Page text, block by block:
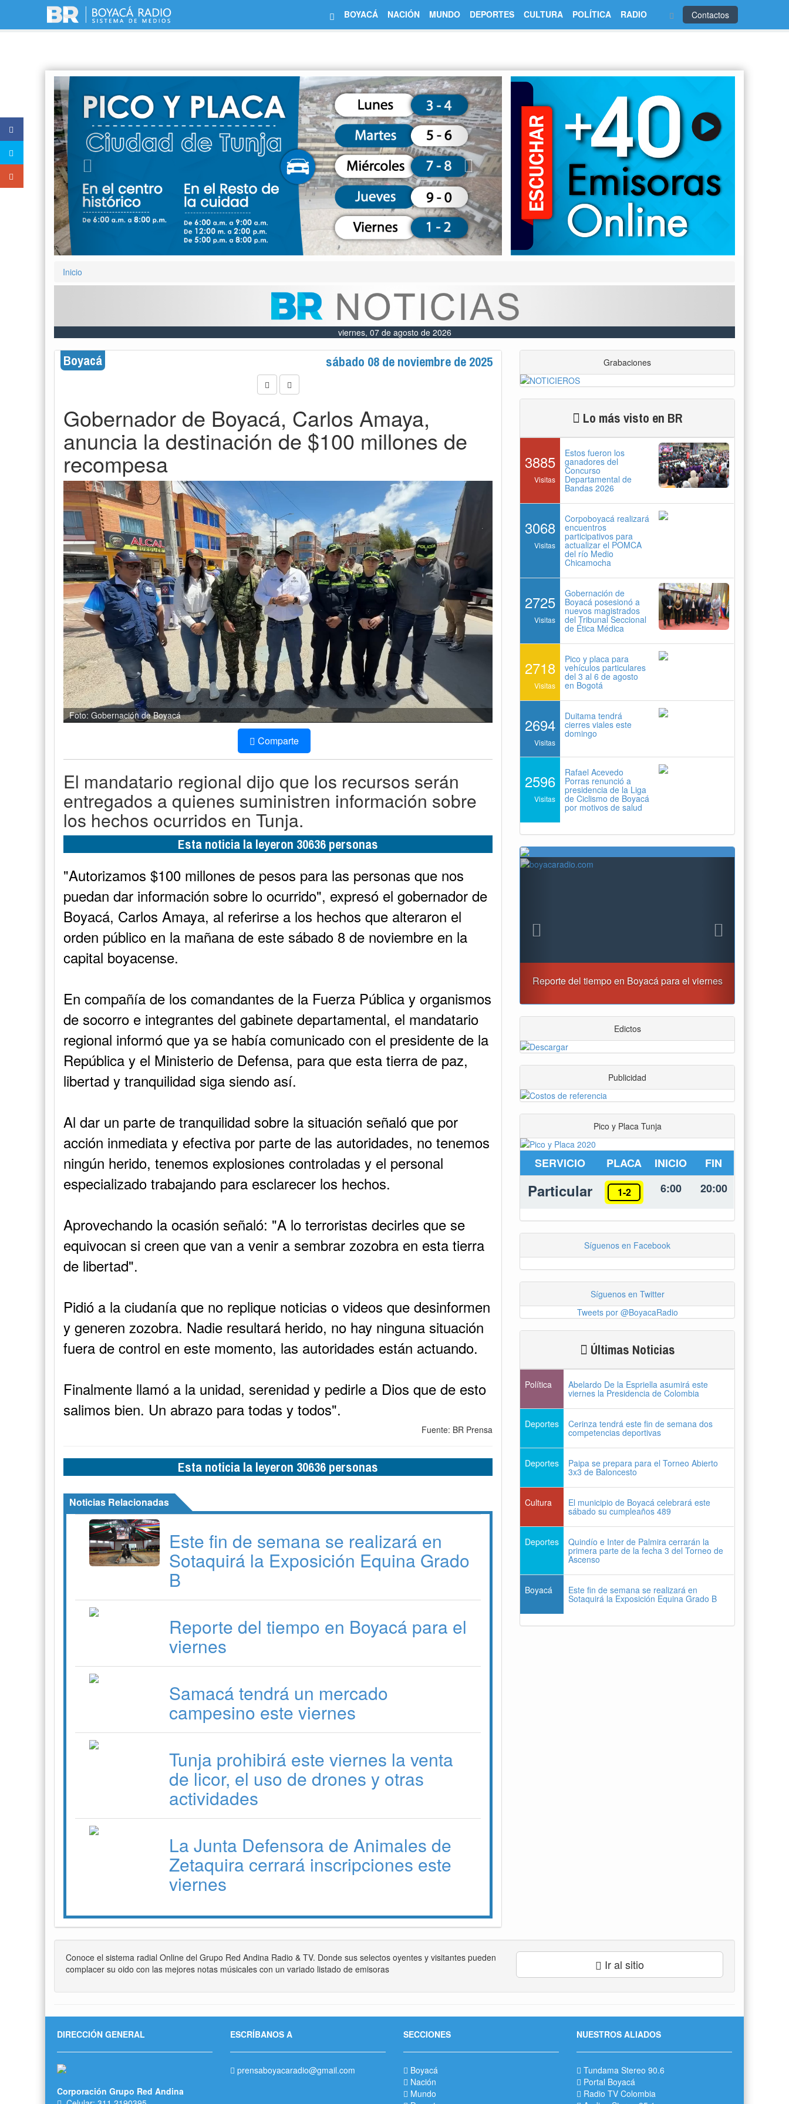
Contactos
BOYACÁ NACIÓN MUNDO DEPORTES CULTURA POLÍTICA RADIO
Next
Inicio
viernes, 07 de agosto de 2026
Boyacá sábado 08 de noviembre de 2025
Gobernador de Boyacá, Carlos Amaya,
anuncia la destinación de $100 millones de
recompesa
Foto: Gobernación de Boyacá
Comparte
El mandatario regional dijo que los recursos serán
entregados a quienes suministren información sobre
los hechos ocurridos en Tunja.
Esta noticia la leyeron 30636 personas
"Autorizamos $100 millones de pesos para las personas que nos
puedan dar información sobre lo ocurrido", expresó el gobernador de
Boyacá, Carlos Amaya, al referirse a los hechos que alteraron el
orden público en la mañana de este sábado 8 de noviembre en la
capital boyacense.
En compañía de los comandantes de la Fuerza Pública y organismos
de socorro e integrantes del gabinete departamental, el mandatario
regional informó que ya se había comunicado con el presidente de la
República y el Ministerio de Defensa, para que esta tierra de paz,
libertad y tranquilidad siga siendo así.
Al dar un parte de tranquilidad sobre la situación señaló que por
acción inmediata y efectiva por parte de las autoridades, no tenemos
ningún herido, tenemos explosiones controladas y el personal
especializado trabajando para esclarecer los hechos.
Aprovechando la ocasión señaló: "A lo terroristas decirles que se
equivocan si creen que van a venir a sembrar zozobra en esta tierra
de libertad".
Pidió a la ciudanía que no replique noticias o videos que desinformen
y generen zozobra. Nadie resultará herido, no hay ninguna situación
fuera de control en este momento, las autoridades están actuando.
Finalmente llamó a la unidad, serenidad y pedirle a Dios que de esto
salimos bien. Un abrazo para todas y todos".
Fuente: BR Prensa
Esta noticia la leyeron 30636 personas
Noticias Relacionadas
Este fin de semana se realizará en
Sotaquirá la Exposición Equina Grado
B
Reporte del tiempo en Boyacá para el
viernes
Samacá tendrá un mercado
campesino este viernes
Tunja prohibirá este viernes la venta
de licor, el uso de drones y otras
actividades
La Junta Defensora de Animales de
Zetaquira cerrará inscripciones este
viernes
Grabaciones
Lo más visto en BR
3885
Visitas
Estos fueron los
ganadores del
Concurso
Departamental de
Bandas 2026
3068
Visitas
Corpoboyacá realizará
encuentros
participativos para
actualizar el POMCA
del río Medio
Chicamocha
2725
Visitas
Gobernación de
Boyacá posesionó a
nuevos magistrados
del Tribunal Seccional
de Ética Médica
2718
Visitas
Pico y placa para
vehículos particulares
del 3 al 6 de agosto
en Bogotá
2694
Visitas
Duitama tendrá
cierres viales este
domingo
2596
Visitas
Rafael Acevedo
Porras renunció a
presidencia de la Liga
de Ciclismo de Boyacá
por motivos de salud
“Tunja nos ha dado demasiado y no podemos
Previous
Edictos
Publicidad
Pico y Placa Tunja
SERVICIO PLACA INICIO FIN
Particular 1-2 6:00 20:00
Síguenos en Facebook
Síguenos en Twitter
Tweets por @BoyacaRadio
Últimas Noticias
Política Abelardo De la Espriella asumirá este
viernes la Presidencia de Colombia
Deportes Cerinza tendrá este fin de semana dos
competencias deportivas
Deportes Paipa se prepara para el Torneo Abierto
3x3 de Baloncesto
Cultura El municipio de Boyacá celebrará este
sábado su cumpleaños 489
Deportes Quindío e Inter de Palmira cerrarán la
primera parte de la fecha 3 del Torneo de
Ascenso
Boyacá Este fin de semana se realizará en
Sotaquirá la Exposición Equina Grado B
Conoce el sistema radial Online del Grupo Red Andina Radio & TV. Donde sus selectos oyentes y visitantes pueden
complacer su oido con las mejores notas músicales con un variado listado de emisoras
Ir al sitio
DIRECCIÓN GENERAL
Corporación Grupo Red Andina
ESCRÍBANOS A
prensaboyacaradio@gmail.com
SECCIONES
Boyacá
Nación
Mundo
NUESTROS ALIADOS
Tundama Stereo 90.6
Portal Boyacá
Radio TV Colombia